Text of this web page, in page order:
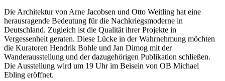
Die Architektur von Arne Jacobsen und Otto Weitling hat eine
herausragende Bedeutung für die Nachkriegsmoderne in
Deutschland. Zugleich ist die Qualität ihrer Projekte in
Vergessenheit geraten. Diese Lücke in der Wahrnehmung möchten
die Kuratoren Hendrik Bohle und Jan Dimog mit der
Wanderausstellung und der dazugehörigen Publikation schließen.
Die Ausstellung wird um 19 Uhr im Beisein von OB Michael
Ebling eröffnet.